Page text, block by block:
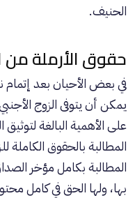
الحنيف.
حقوق الأرملة من
في بعض الأحيان بعد إتمام
يمكن أن يتوفى الزوج
على الأهمية البالغة
المطالبة بالحقوق الكاملة
المطالبة بكامل مؤخر
بها، ولها الحق في كامل